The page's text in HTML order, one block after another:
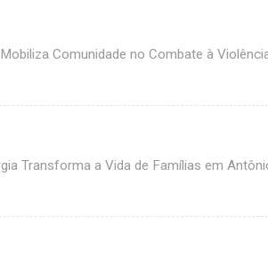
Comunidade no Combate à
Transforma a Vida de Famílias em